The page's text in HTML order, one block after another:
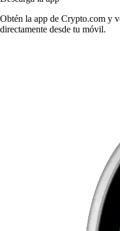
Obtén la app de Crypto.com y
directamente desde tu móvil.